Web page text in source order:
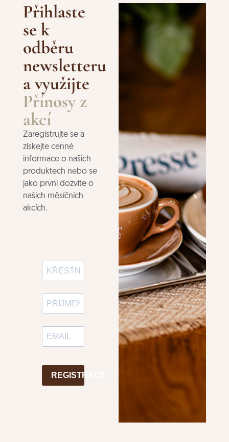
Přihlaste
se k
odběru
newsletteru
a využijte
Přínosy z
akcí
Zaregistrujte se a
získejte cenné
informace o našich
produktech nebo se
jako první dozvíte o
našich měsíčních
akcích.
REGISTRACE